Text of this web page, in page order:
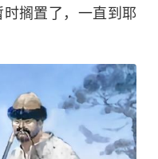
搁置了，一直到耶